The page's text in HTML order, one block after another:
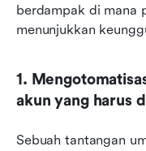
berdampak di mana
menunjukkan
1.
akun yang harus
Sebuah tantangan